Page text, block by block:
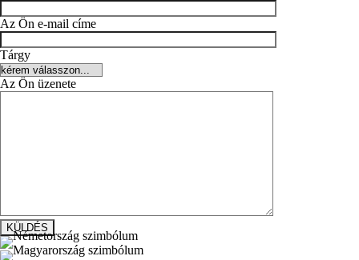
Az Ön e-mail címe
Tárgy
Az Ön üzenete